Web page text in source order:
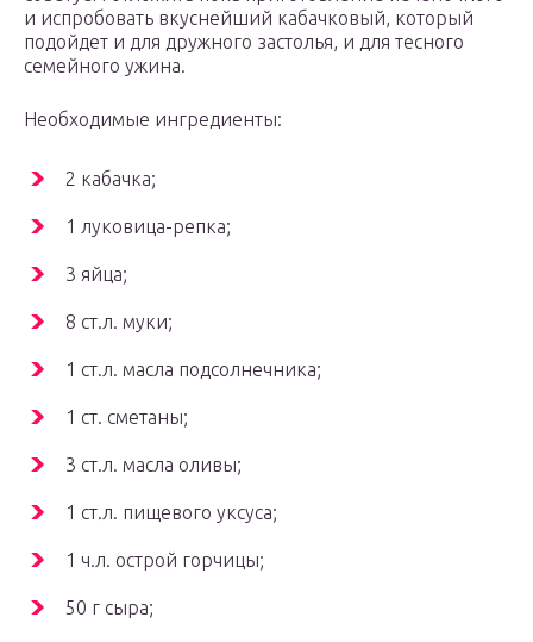
и испробовать вкуснейший кабачковый, который
подойдет и для дружного застолья, и для тесного
семейного ужина.
Необходимые ингредиенты:
2 кабачка;
1 луковица-репка;
3 яйца;
8 ст.л. муки;
1 ст.л. масла подсолнечника;
1 ст. сметаны;
3 ст.л. масла оливы;
1 ст.л. пищевого уксуса;
1 ч.л. острой горчицы;
50 г сыра;